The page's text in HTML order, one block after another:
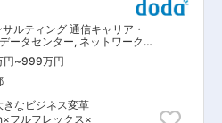
形成が可能な環
長が見込めます。
フィスでフラッ
制、充実したIT
ロフェッショナル
・他のIT/リスク管
援（メール訓練、
ィ対応状況評価な
用・保守 ・VPN
運用および運用
メント作成およ
社内他部門や外部
・セキュリティ
ルティング 通信キャリア・
ータセンター, ネットワークエ
ア（設計構築） セキュリティコ
ント・アナリスト
~999万円
なビジネス変革
フルフレックス×